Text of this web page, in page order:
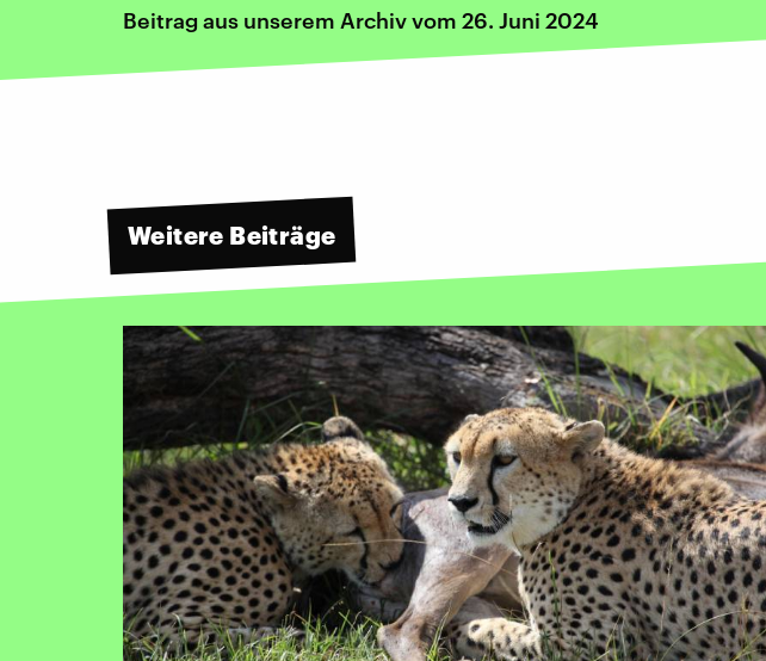
Beitrag aus unserem Archiv vom 26. Juni 2024
Weitere Beiträge